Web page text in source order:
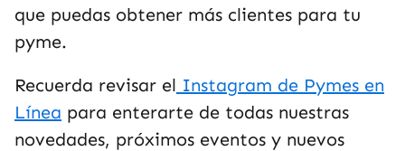
que puedas obtener más clientes para tu
pyme.
Recuerda revisar el Instagram de Pymes en
Línea para enterarte de todas nuestras
novedades, próximos eventos y nuevos